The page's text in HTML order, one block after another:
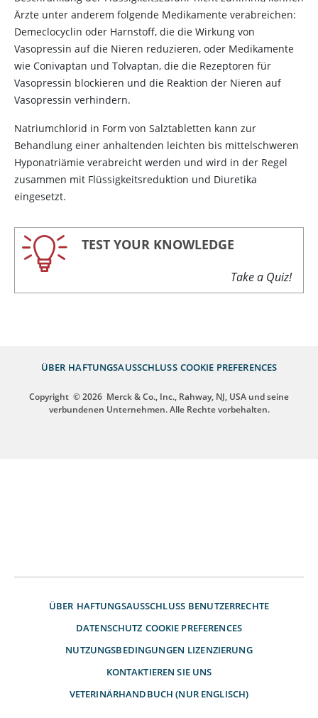
Ärzte unter anderem folgende Medikamente verabreichen:
Demeclocyclin oder Harnstoff, die die Wirkung von
Vasopressin auf die Nieren reduzieren, oder Medikamente
wie Conivaptan und Tolvaptan, die die Rezeptoren für
Vasopressin blockieren und die Reaktion der Nieren auf
Vasopressin verhindern.
Natriumchlorid in Form von Salztabletten kann zur
Behandlung einer anhaltenden leichten bis mittelschweren
Hyponatriämie verabreicht werden und wird in der Regel
zusammen mit Flüssigkeitsreduktion und Diuretika
eingesetzt.
TEST YOUR KNOWLEDGE
Take a Quiz!
ÜBER HAFTUNGSAUSSCHLUSS COOKIE PREFERENCES
Copyright © 2026 Merck & Co., Inc., Rahway, NJ, USA und seine
verbundenen Unternehmen. Alle Rechte vorbehalten.
ÜBER HAFTUNGSAUSSCHLUSS BENUTZERRECHTE
DATENSCHUTZ COOKIE PREFERENCES
NUTZUNGSBEDINGUNGEN LIZENZIERUNG
KONTAKTIEREN SIE UNS
VETERINÄRHANDBUCH (NUR ENGLISCH)